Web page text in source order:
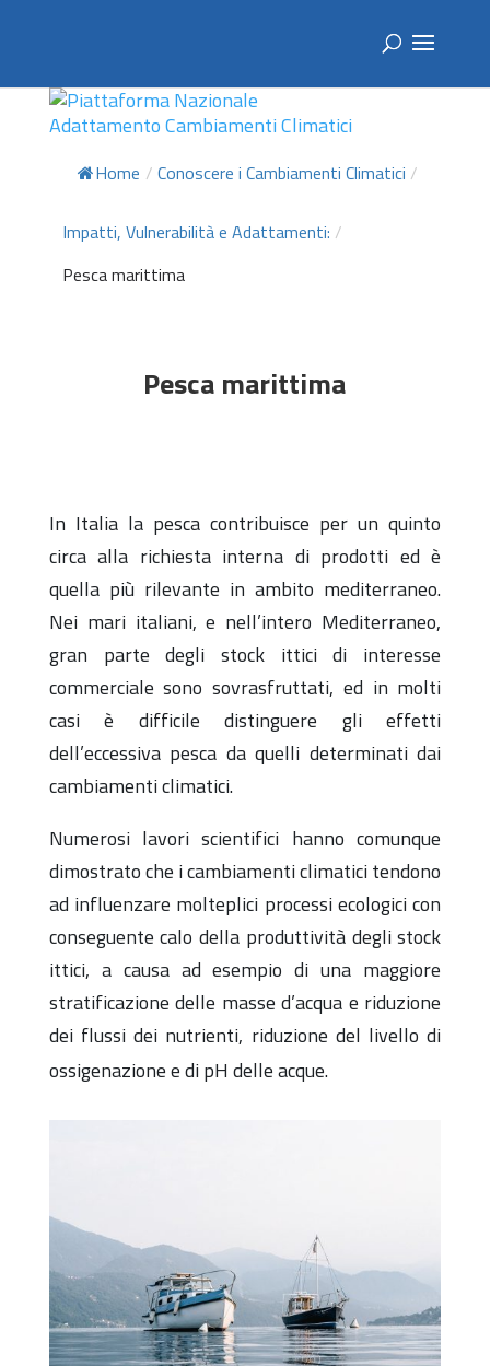
Home / Conoscere i Cambiamenti Climatici /
Impatti, Vulnerabilità e Adattamenti: /
Pesca marittima
Pesca marittima
In Italia la pesca contribuisce per un quinto
circa alla richiesta interna di prodotti ed è
quella più rilevante in ambito mediterraneo.
Nei mari italiani, e nell’intero Mediterraneo,
gran parte degli stock ittici di interesse
commerciale sono sovrasfruttati, ed in molti
casi è difficile distinguere gli effetti
dell’eccessiva pesca da quelli determinati dai
cambiamenti climatici.
Numerosi lavori scientifici hanno comunque
dimostrato che i cambiamenti climatici tendono
ad influenzare molteplici processi ecologici con
conseguente calo della produttività degli stock
ittici, a causa ad esempio di una maggiore
stratificazione delle masse d’acqua e riduzione
dei flussi dei nutrienti, riduzione del livello di
ossigenazione e di pH delle acque.